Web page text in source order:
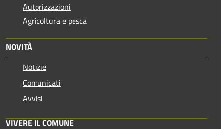
Autorizzazioni
Agricoltura e pesca
NOVITÀ
Notizie
Comunicati
Avvisi
VIVERE IL COMUNE